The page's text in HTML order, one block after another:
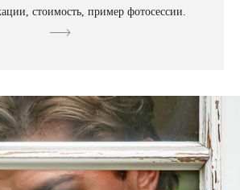
стоимость, пример фотосессии.